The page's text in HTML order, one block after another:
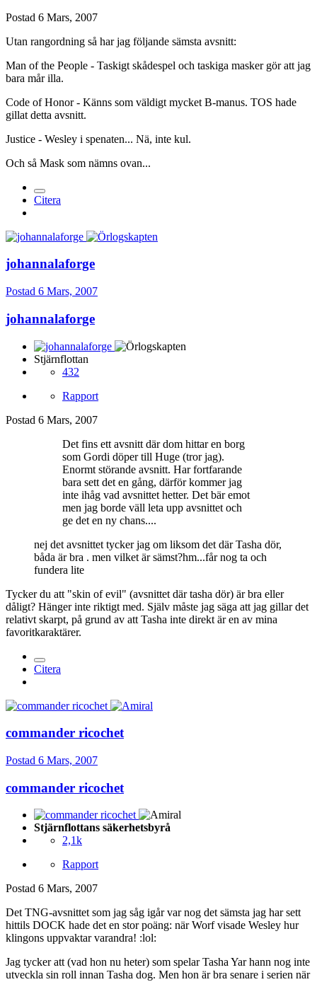
Postad 6 Mars, 2007
Utan rangordning så har jag följande sämsta avsnitt:
Man of the People - Taskigt skådespel och taskiga masker gör att jag
bara mår illa.
Code of Honor - Känns som väldigt mycket B-manus. TOS hade
gillat detta avsnitt.
Justice - Wesley i spenaten... Nä, inte kul.
Och så Mask som nämns ovan...
Citera
johannalaforge
Postad 6 Mars, 2007
johannalaforge
Stjärnflottan
432
Rapport
Postad 6 Mars, 2007
Det fins ett avsnitt där dom hittar en borg
som Gordi döper till Huge (tror jag).
Enormt störande avsnitt. Har fortfarande
bara sett det en gång, därför kommer jag
inte ihåg vad avsnittet hetter. Det bär emot
men jag borde väll leta upp avsnittet och
ge det en ny chans....
nej det avsnittet tycker jag om liksom det där Tasha dör,
båda är bra . men vilket är sämst?hm...får nog ta och
fundera lite
Tycker du att "skin of evil" (avsnittet där tasha dör) är bra eller
dåligt? Hänger inte riktigt med. Själv måste jag säga att jag gillar det
relativt skarpt, på grund av att Tasha inte direkt är en av mina
favoritkaraktärer.
Citera
commander ricochet
Postad 6 Mars, 2007
commander ricochet
Stjärnflottans säkerhetsbyrå
2,1k
Rapport
Postad 6 Mars, 2007
Det TNG-avsnittet som jag såg igår var nog det sämsta jag har sett
hittils DOCK hade det en stor poäng: när Worf visade Wesley hur
klingons uppvaktar varandra! :lol:
Jag tycker att (vad hon nu heter) som spelar Tasha Yar hann nog inte
utveckla sin roll innan Tasha dog. Men hon är bra senare i serien när